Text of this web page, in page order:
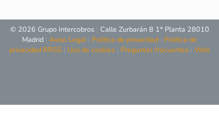
© 2026 Grupo Intercobros
Calle Zurbarán 8 1* Planta 28010
Madrid Aviso Legal Política de privacidad
Política de
privacidad RRSS
Uso de cookies Preguntas frecuentes Web